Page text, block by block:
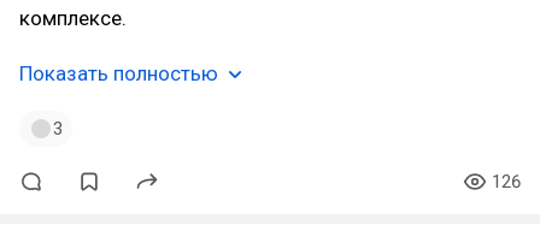
комплексе.
Показать полностью
3
126